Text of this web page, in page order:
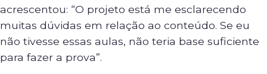
acrescentou: “O projeto está me esclarecendo
muitas dúvidas em relação ao conteúdo. Se eu
não tivesse essas aulas, não teria base suficiente
para fazer a prova”.